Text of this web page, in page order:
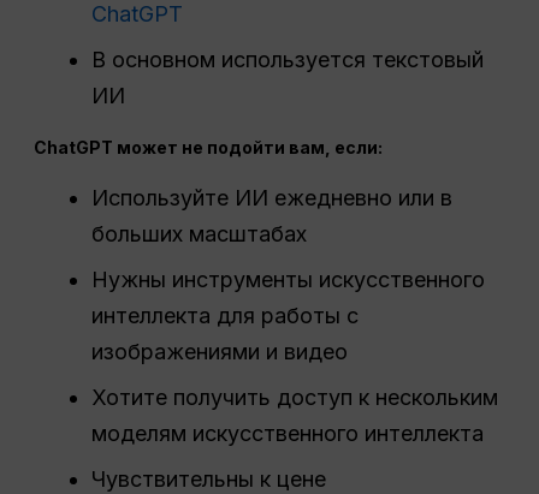
ChatGPT
В основном используется текстовый
ИИ
ChatGPT может не подойти вам, если:
Используйте ИИ ежедневно или в
больших масштабах
Нужны инструменты искусственного
интеллекта для работы с
изображениями и видео
Хотите получить доступ к нескольким
моделям искусственного интеллекта
Чувствительны к цене